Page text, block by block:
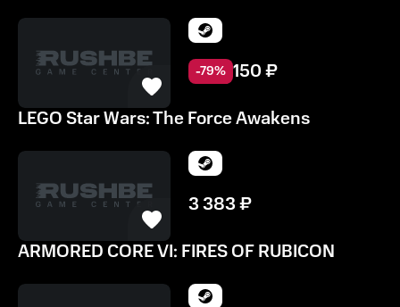
-79% 150₽
LEGO Star Wars: The Force Awakens
3 383₽
ARMORED CORE VI: FIRES OF RUBICON